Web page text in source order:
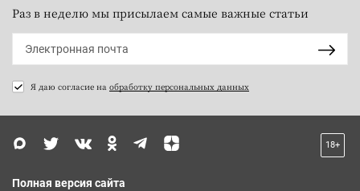
Раз в неделю мы присылаем самые важные статьи
Я даю согласие на обработку персональных данных
18+
Полная версия сайта